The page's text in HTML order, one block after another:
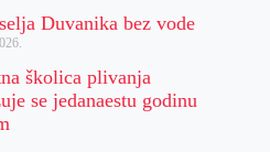
Duvanika bez vode
školica plivanja
se jedanaestu godinu